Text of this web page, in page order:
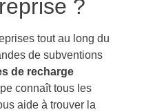
?
tout au long du
de subventions
de recharge
connaît tous les
aide à trouver la